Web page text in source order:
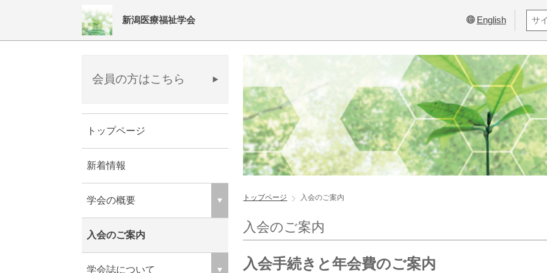
新潟医療福祉学会 English
会員の方はこちら
トップページ
新着情報
学会の概要
入会のご案内
学会誌について
トップページ 入会のご案内
入会のご案内
入会手続きと年会費のご案内